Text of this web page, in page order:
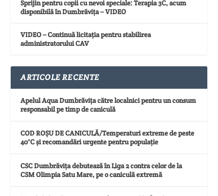
Sprijin pentru copii cu nevoi speciale: Terapia 3C, acum
disponibilă în Dumbrăvița – VIDEO
VIDEO – Continuă licitația pentru stabilirea
administratorului CAV
ARTICOLE RECENTE
Apelul Aqua Dumbrăvița către localnici pentru un consum
responsabil pe timp de caniculă
COD ROȘU DE CANICULĂ/Temperaturi extreme de peste
40°C și recomandări urgente pentru populație
CSC Dumbrăvița debutează în Liga 2 contra celor de la
CSM Olimpia Satu Mare, pe o caniculă extremă